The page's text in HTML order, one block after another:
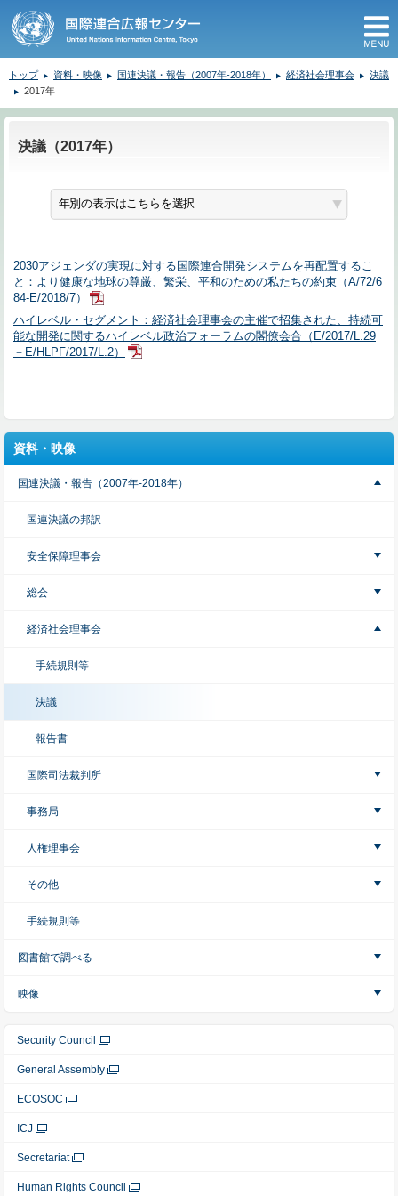
トップ 資料・映像 国連決議・報告（2007年-2018年） 経済社会理事会
決議
2017年
決議（2017年）
2030アジェンダの実現に対する国際連合開発システムを再配置するこ
と：より健康な地球の尊厳、繁栄、平和のための私たちの約束（A/72/6
84-E/2018/7）
ハイレベル・セグメント：経済社会理事会の主催で招集された、持続可
能な開発に関するハイレベル政治フォーラムの閣僚会合（E/2017/L.29
－E/HLPF/2017/L.2）
資料・映像
国連決議・報告（2007年-2018年）
国連決議の邦訳
安全保障理事会
総会
経済社会理事会
手続規則等
決議
報告書
国際司法裁判所
事務局
人権理事会
その他
手続規則等
図書館で調べる
映像
Security Council
General Assembly
ECOSOC
ICJ
Secretariat
Human Rights Council